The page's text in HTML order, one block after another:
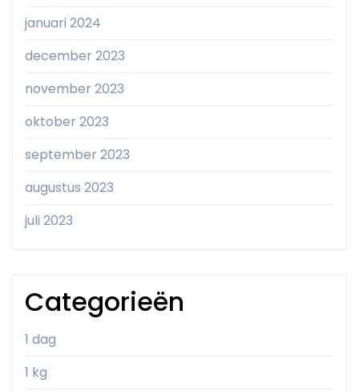
januari 2024
december 2023
november 2023
oktober 2023
september 2023
augustus 2023
juli 2023
Categorieën
1 dag
1 kg